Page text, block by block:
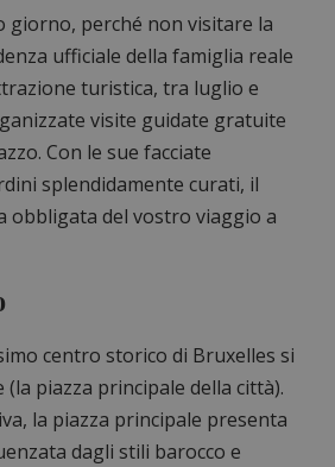
giorno, perché non visitare la
ufficiale della famiglia reale
turistica, tra luglio e
visite guidate gratuite
Con le sue facciate
splendidamente curati, il
obbligata del vostro viaggio a
centro storico di Bruxelles si
(la piazza principale della città).
la piazza principale presenta
dagli stili barocco e